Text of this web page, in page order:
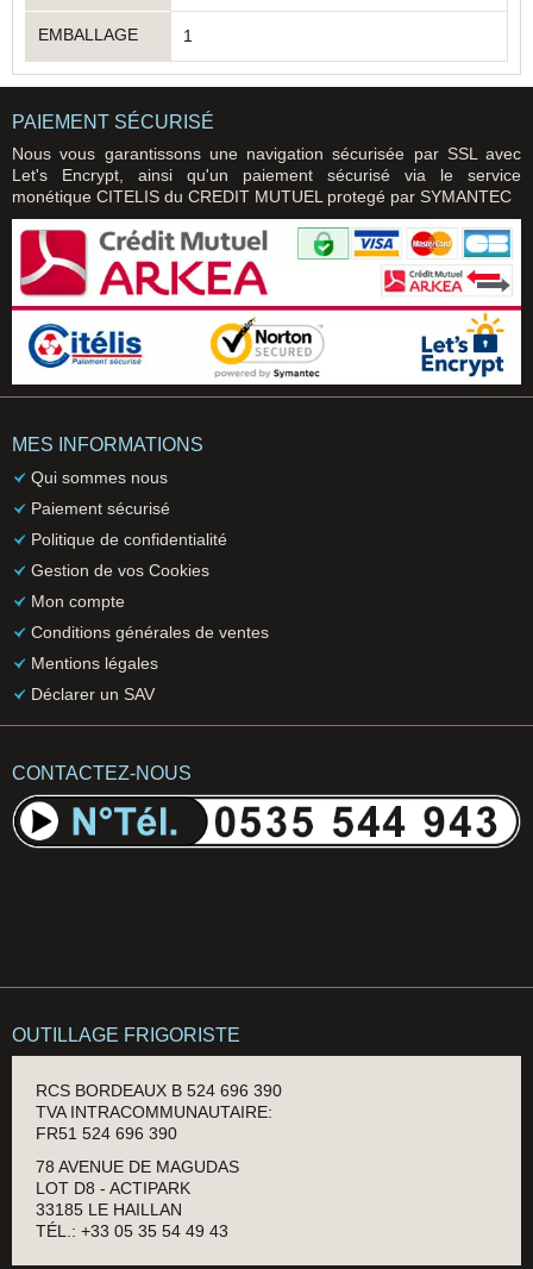
EMBALLAGE 1
PAIEMENT SÉCURISÉ
Nous vous garantissons une navigation sécurisée par SSL avec
Let's Encrypt, ainsi qu'un paiement sécurisé via le service
monétique CITELIS du CREDIT MUTUEL protegé par SYMANTEC
MES INFORMATIONS
Qui sommes nous
Paiement sécurisé
Politique de confidentialité
Gestion de vos Cookies
Mon compte
Conditions générales de ventes
Mentions légales
Déclarer un SAV
CONTACTEZ-NOUS
OUTILLAGE FRIGORISTE
RCS BORDEAUX B 524 696 390
TVA INTRACOMMUNAUTAIRE:
FR51 524 696 390
78 AVENUE DE MAGUDAS
LOT D8 - ACTIPARK
33185 LE HAILLAN
TÉL.: +33 05 35 54 49 43